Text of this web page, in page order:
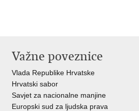
Važne poveznice
Vlada Republike Hrvatske
Hrvatski sabor
Savjet za nacionalne manjine
Europski sud za ljudska prava